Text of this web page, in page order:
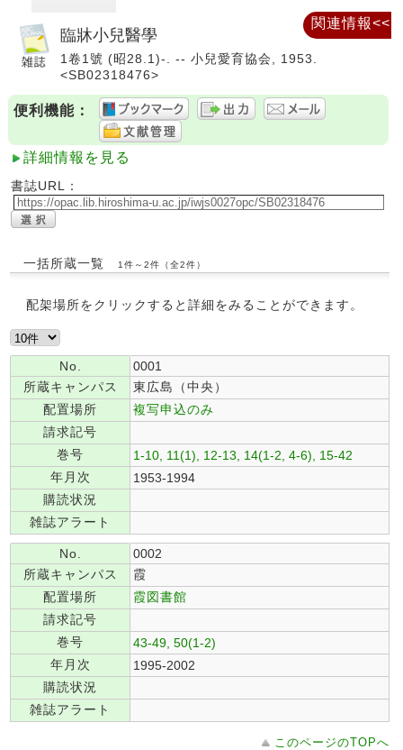
臨牀小兒醫學
1卷1號 (昭28.1)-. -- 小兒愛育協会, 1953.
<SB02318476>
便利機能：
詳細情報を見る
書誌URL：
一括所蔵一覧 1件～2件（全2件）
配架場所をクリックすると詳細をみることができます。
No.
0001
所蔵キャンパス
東広島（中央）
配置場所
複写申込のみ
請求記号
巻号
1-10, 11(1), 12-13, 14(1-2, 4-6), 15-42
年月次
1953-1994
購読状況
雑誌アラート
No.
0002
所蔵キャンパス
霞
配置場所
霞図書館
請求記号
巻号
43-49, 50(1-2)
年月次
1995-2002
購読状況
雑誌アラート
このページのTOPへ
関連情報<<